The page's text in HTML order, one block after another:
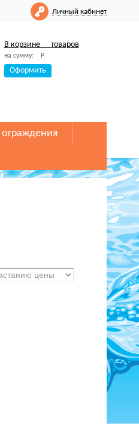
Личный кабинет
В корзине товаров
на сумму: Р
Оформить